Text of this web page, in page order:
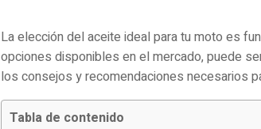
La elección del aceite ideal para tu moto es
opciones disponibles en el mercado, puede
los consejos y recomendaciones necesarios
Tabla de contenido